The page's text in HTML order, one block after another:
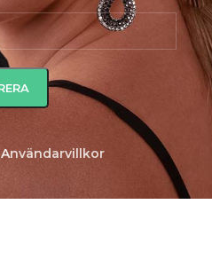
Användarvillkor